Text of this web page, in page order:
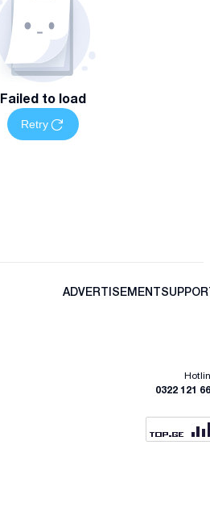
Failed to load
Retry
ADVERTISEMENT
0322 121